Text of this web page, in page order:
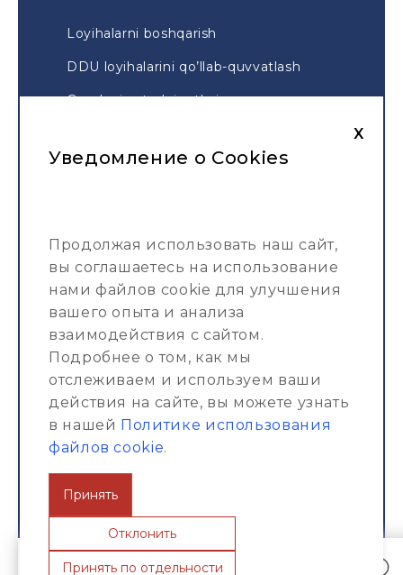
Loyihalarni boshqarish
DDU loyihalarini qo’llab-quvvatlash
Geodeziya tadqiqotlari
Xarita
Kompaniya haqida
© ИП ООО "ESG-Construction Pro" 2013 -
2026
Политика конфиденциальности
Пользовательское соглашение
Уведомление о Cookies
Продолжая использовать наш сайт,
вы соглашаетесь на использование
нами файлов cookie для улучшения
вашего опыта и анализа
взаимодействия с сайтом.
Подробнее о том, как мы
отслеживаем и используем ваши
действия на сайте, вы можете узнать
в нашей Политике использования
файлов cookie.
Принять
Отклонить
Принять по отдельности
X